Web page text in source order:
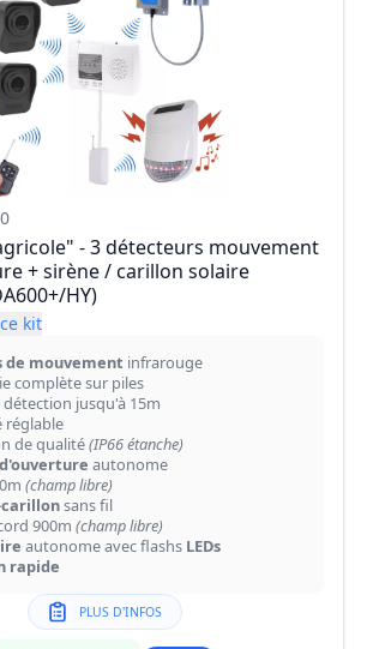
- 3 détecteurs mouvement
+ sirène / carillon solaire
HY)
kit
de mouvement infrarouge
complète sur piles
détection jusqu'à 15m
réglable
de qualité(IP66 étanche)
autonome
(champ libre)
sans fil
900m (champ libre)
autonome avec flashs LEDs
rapide
PLUS D'INFOS